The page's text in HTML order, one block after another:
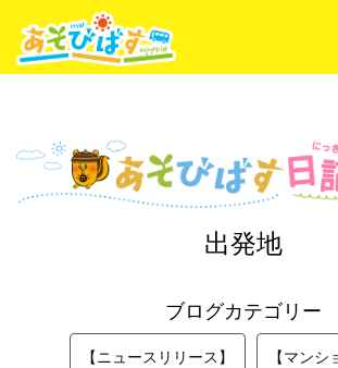
出発地
ブログカテゴリー
【ニュースリリース】 【マンシ